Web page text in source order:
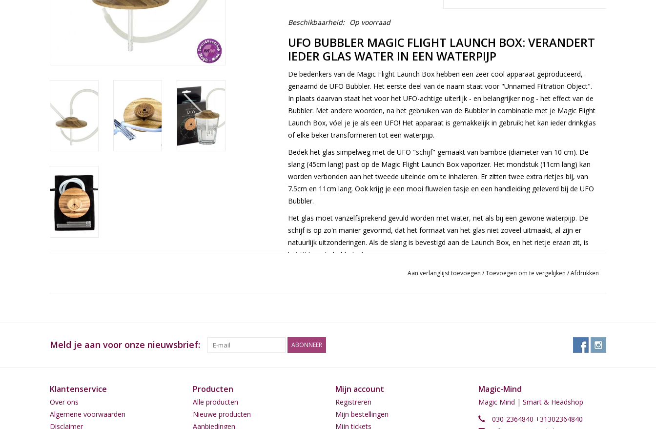
Beschikbaarheid: Op voorraad
UFO BUBBLER MAGIC FLIGHT LAUNCH BOX: VERANDERT
IEDER GLAS WATER IN EEN WATERPIJP
De bedenkers van de Magic Flight Launch Box hebben een zeer cool apparaat geproduceerd,
genaamd de UFO Bubbler. Het eerste deel van de naam staat voor "Unnamed Filtration Object".
In plaats daarvan staat het voor het UFO-achtige uiterlijk - en belangrijker nog - het effect van de
Bubbler. Met andere woorden, na het gebruiken van de Bubbler in combinatie met je Magic Flight
Launch Box, vóel je je als een UFO! Het apparaat is gemakkelijk in gebruik; het kan ieder drinkglas
of elke beker transformeren tot een waterpijp.
Bedek het glas simpelweg met de UFO "schijf" gemaakt van bamboe (diameter van 10 cm). De
slang (45cm lang) past op de Magic Flight Launch Box vaporizer. Het mondstuk (11cm lang) kan
worden verbonden aan het tweede uiteinde om te inhaleren. Er zitten twee extra rietjes bij, van
7.5cm en 11cm lang. Ook krijg je een mooi fluwelen tasje en een handleiding geleverd bij de UFO
Bubbler.
Het glas moet vanzelfsprekend gevuld worden met water, net als bij een gewone waterpijp. De
schijf is op zo'n manier gevormd, dat het formaat van het glas niet zoveel uitmaakt, al zijn er
natuurlijk uitzonderingen. Als de slang is bevestigd aan de Launch Box, en het rietje eraan zit, is
het tijd om te bubbelen!
Aan verlanglijst toevoegen /Toevoegen om te vergelijken /Afdrukken
Meld je aan voor onze nieuwsbrief: ABONNEER
Klantenservice
Over ons
Algemene voorwaarden
Disclaimer
Producten
Alle producten
Nieuwe producten
Aanbiedingen
Mijn account
Registreren
Mijn bestellingen
Mijn tickets
Magic-Mind
Magic Mind | Smart & Headshop
030-2364840 +31302364840